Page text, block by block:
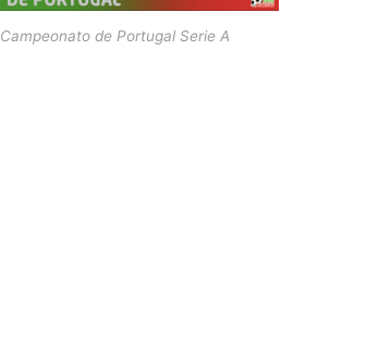
Campeonato de Portugal Serie A